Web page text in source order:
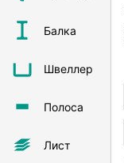
Балка
Швеллер
Полоса
Лист